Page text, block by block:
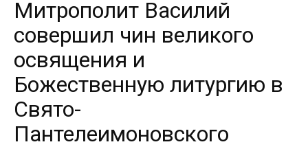
Митрополит Василий
совершил чин великого
освящения и
Божественную литургию в
Свято-
Пантелеимоновского